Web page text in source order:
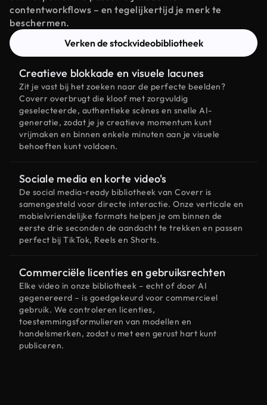
contentworkflows – en tegelijkertijd je merk te
beschermen.
Verken de stockvideobibliotheek
Creatieve blokkade en visuele lacunes
Zit je vast bij het zoeken naar de perfecte beelden?
Coverr overbrugt die kloof met zorgvuldig
geselecteerde, authentieke scènes en snelle AI-
generatie, zodat je je creatieve momentum kunt
vrijmaken en binnen enkele minuten aan je visuele
behoeften kunt voldoen.
Sociale media en korte video's
De social media-ready bibliotheek van Coverr is
samengesteld voor directe interactie. Onze verticale en
mobielvriendelijke formats helpen je om binnen de
eerste drie seconden de aandacht te trekken en passen
perfect bij TikTok, Reels en Shorts.
Commerciële licenties en gebruiksrechten
Elke video in onze bibliotheek – echt of door AI
gegenereerd – is goedgekeurd voor commercieel
gebruik. We controleren licenties,
toestemmingsformulieren van modellen en
handelsmerken, zodat u met een gerust hart kunt
publiceren.